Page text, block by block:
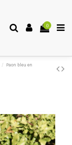
0
Paon bleu en